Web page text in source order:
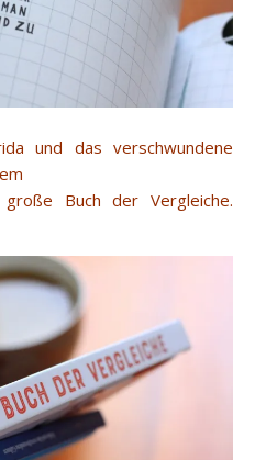
und das verschwundene
Buch der Vergleiche.